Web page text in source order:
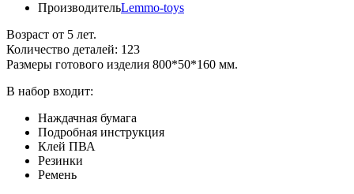
ПроизводительLemmo-toys
Возраст от 5 лет.
Количество деталей: 123
Размеры готового изделия 800*50*160 мм.
В набор входит:
Наждачная бумага
Подробная инструкция
Клей ПВА
Резинки
Ремень